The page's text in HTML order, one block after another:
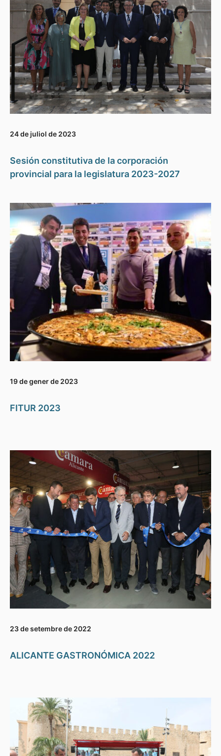
24 de juliol de 2023
Sesión constitutiva de la corporación
provincial para la legislatura 2023-2027
19 de gener de 2023
FITUR 2023
23 de setembre de 2022
ALICANTE GASTRONÓMICA 2022